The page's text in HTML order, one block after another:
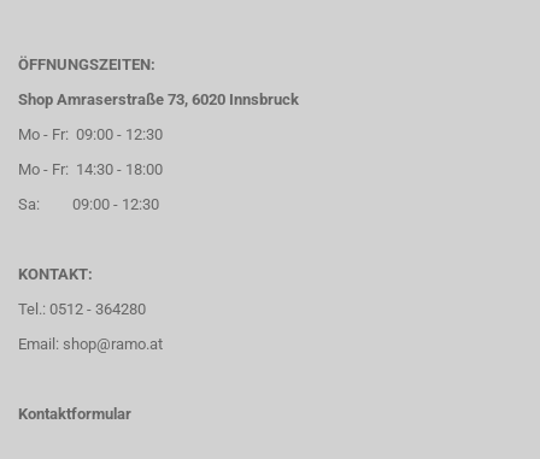
ÖFFNUNGSZEITEN:
Shop Amraserstraße 73, 6020 Innsbruck
Mo - Fr: 09:00 - 12:30
Mo - Fr: 14:30 - 18:00
Sa: 09:00 - 12:30
KONTAKT:
Tel.: 0512 - 364280
Email: shop@ramo.at
Kontaktformular